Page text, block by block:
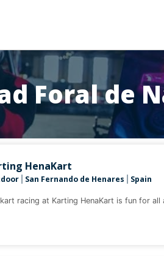
Foral de
HenaKart
San Fernando de Henares Spain
racing at Karting HenaKart is fun for all